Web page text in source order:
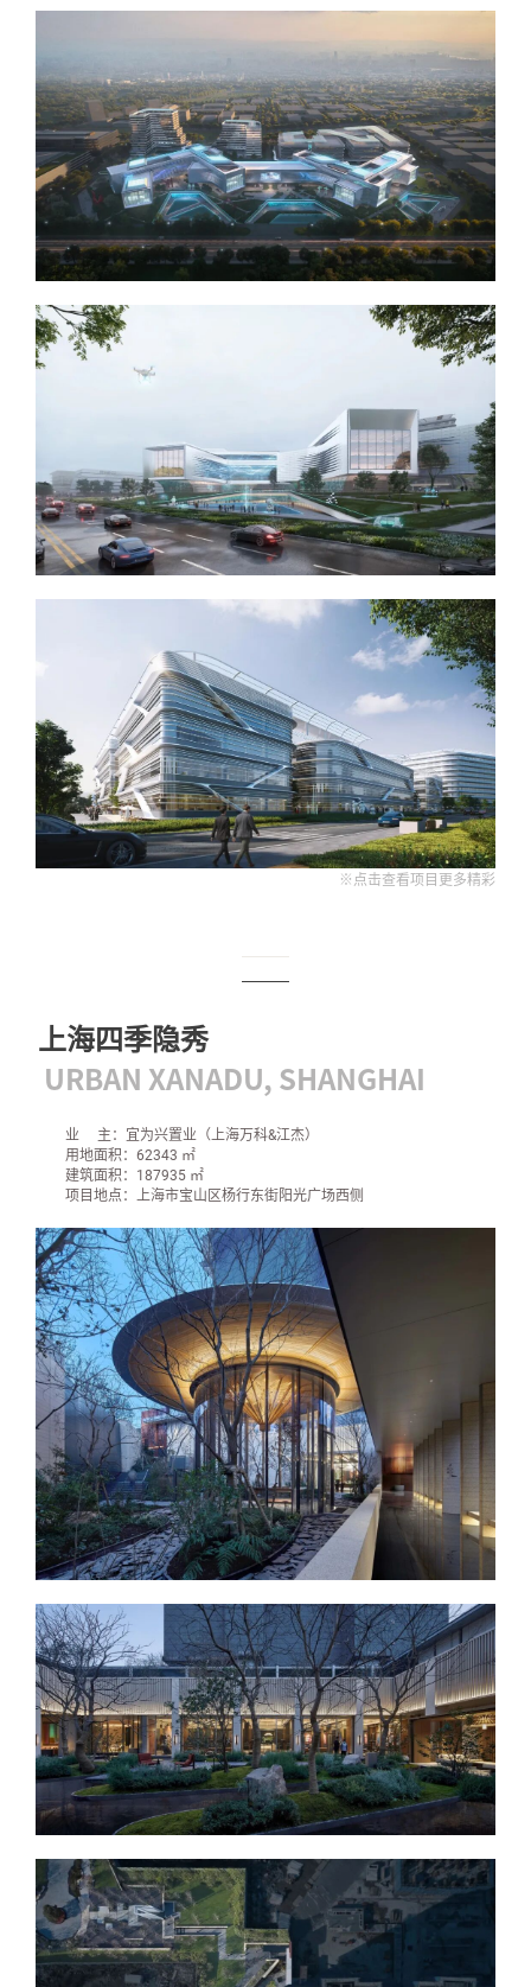
※点击查看项目更多精彩
上海四季隐秀
URBAN XANADU, SHANGHAI
业 主：宜为兴置业（上海万科&江杰）
用地面积：62343 ㎡
建筑面积：187935 ㎡
项目地点：上海市宝山区杨行东街阳光广场西侧